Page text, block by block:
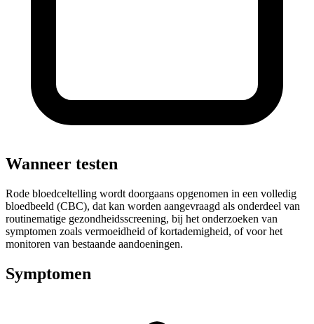
Wanneer testen
Rode bloedceltelling wordt doorgaans opgenomen in een volledig
bloedbeeld (CBC), dat kan worden aangevraagd als onderdeel van
routinematige gezondheidsscreening, bij het onderzoeken van
symptomen zoals vermoeidheid of kortademigheid, of voor het
monitoren van bestaande aandoeningen.
Symptomen